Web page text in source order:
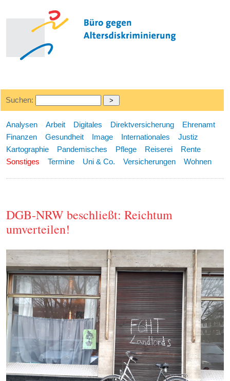
Suchen:
Analysen Arbeit Digitales Direktversicherung
Ehrenamt
Finanzen
Gesundheit Image Internationales
Justiz
Kartographie
Pandemisches Pflege Reiserei
Rente
Sonstiges
Termine Uni & Co. Versicherungen Wohnen
DGB-NRW beschließt: Reichtum
umverteilen!